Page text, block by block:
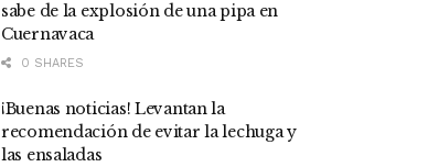
sabe de la explosión de una pipa en
Cuernavaca
0 SHARES
¡Buenas noticias! Levantan la
recomendación de evitar la lechuga y
las ensaladas